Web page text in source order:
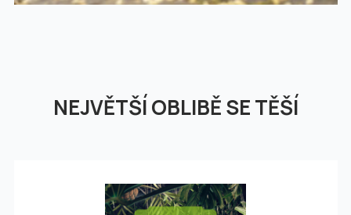
NEJVĚTŠÍ OBLIBĚ SE TĚŠÍ